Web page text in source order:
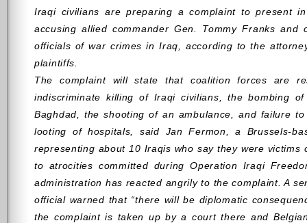
Iraqi civilians are preparing a complaint to present
accusing allied commander Gen. Tommy Franks and
officials of war crimes in Iraq, according to the
plaintiffs.
The complaint will state that coalition forces are
indiscriminate killing of Iraqi civilians, the bombing
Baghdad, the shooting of an ambulance, and failure
looting of hospitals, said Jan Fermon, a Brussels-
representing about 10 Iraqis who say they were victims
to atrocities committed during Operation Iraqi
administration has reacted angrily to the complaint. A
official warned that “there will be diplomatic
the complaint is taken up by a court there and